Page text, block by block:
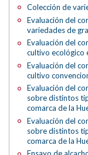
Colección de
Evaluación del
variedades de
Evaluación del
cultivo ecológico
Evaluación del
cultivo
Evaluación del
sobre distintos
comarca de la
Evaluación del
sobre distintos
comarca de la